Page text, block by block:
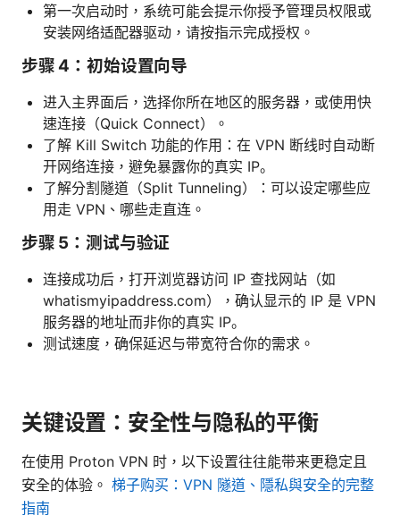
第一次启动时，系统可能会提示你授予管理员权限或
安装网络适配器驱动，请按指示完成授权。
步骤 4：初始设置向导
进入主界面后，选择你所在地区的服务器，或使用快
速连接（Quick Connect）。
了解 Kill Switch 功能的作用：在 VPN 断线时自动断
开网络连接，避免暴露你的真实 IP。
了解分割隧道（Split Tunneling）：可以设定哪些应
用走 VPN、哪些走直连。
步骤 5：测试与验证
连接成功后，打开浏览器访问 IP 查找网站（如
whatismyipaddress.com），确认显示的 IP 是 VPN
服务器的地址而非你的真实 IP。
测试速度，确保延迟与带宽符合你的需求。
关键设置：安全性与隐私的平衡
在使用 Proton VPN 时，以下设置往往能带来更稳定且
安全的体验。 梯子购买：VPN 隧道、隱私與安全的完整
指南